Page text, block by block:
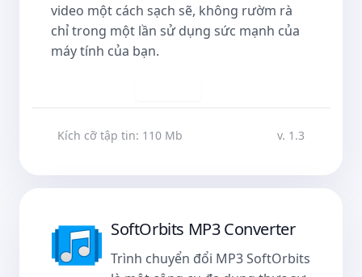
video một cách sạch sẽ, không rườm rà
chỉ trong một lần sử dụng sức mạnh của
máy tính của bạn.
Kích cỡ tập tin: 110 Mb v. 1.3
SoftOrbits MP3 Converter
Trình chuyển đổi MP3 SoftOrbits